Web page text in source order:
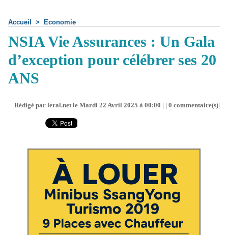
Accueil > Economie
NSIA Vie Assurances : Un Gala
d’exception pour célébrer ses 20
ANS
Rédigé par leral.net le Mardi 22 Avril 2025 à 00:00 | | 0 commentaire(s)|